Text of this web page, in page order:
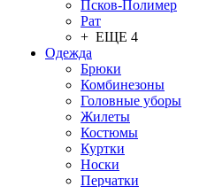
Псков-Полимер
Рат
+ ЕЩЕ 4
Одежда
Брюки
Комбинезоны
Головные уборы
Жилеты
Костюмы
Куртки
Носки
Перчатки